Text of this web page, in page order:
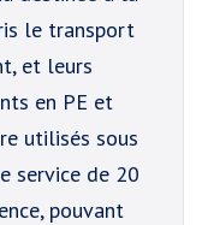
le transport
et leurs
en PE et
utilisés sous
service de 20
pouvant